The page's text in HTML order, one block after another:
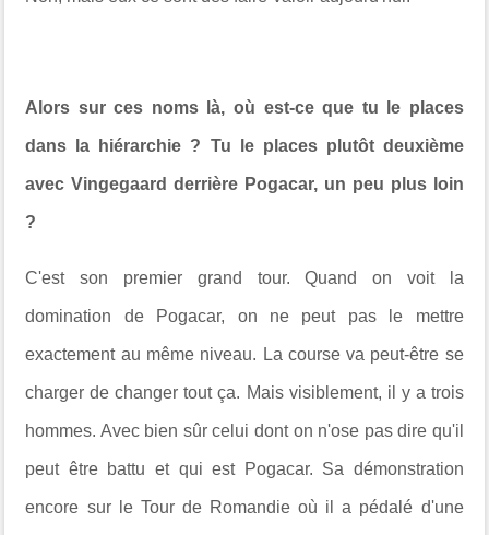
Alors sur ces noms là, où est-ce que tu le places
dans la hiérarchie ? Tu le places plutôt deuxième
avec Vingegaard derrière Pogacar, un peu plus loin
?
C'est son premier grand tour. Quand on voit la
domination de Pogacar, on ne peut pas le mettre
exactement au même niveau. La course va peut-être se
charger de changer tout ça. Mais visiblement, il y a trois
hommes. Avec bien sûr celui dont on n'ose pas dire qu'il
peut être battu et qui est Pogacar. Sa démonstration
encore sur le Tour de Romandie où il a pédalé d'une